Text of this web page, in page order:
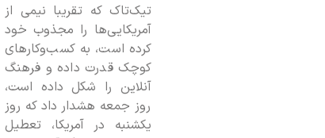
تیک‌تاک که تقریبا نیمی از
آمریکایی‌ها را مجذوب خود
کرده است، به کسب‌وکارهای
کوچک قدرت داده و فرهنگ
آنلاین را شکل داده است،
روز جمعه هشدار داد که روز
یکشنبه در آمریکا، تعطیل